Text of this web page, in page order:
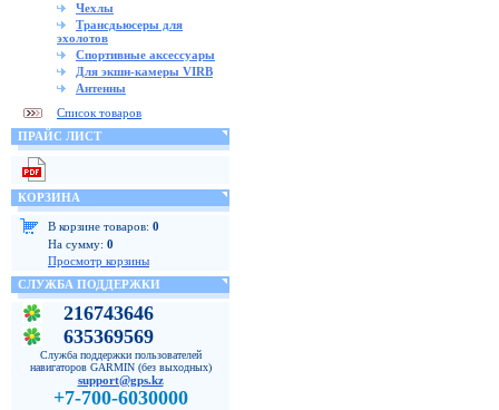
Чехлы
Трансдьюсеры для
эхолотов
Спортивные аксессуары
Для экшн-камеры VIRB
Антенны
Список товаров
ПРАЙС ЛИСТ
КОРЗИНА
В корзине товаров: 0
На сумму: 0
Просмотр корзины
СЛУЖБА ПОДДЕРЖКИ
216743646
635369569
Служба поддержки пользователей
навигаторов GARMIN (без выходных)
support@gps.kz
+7-700-6030000